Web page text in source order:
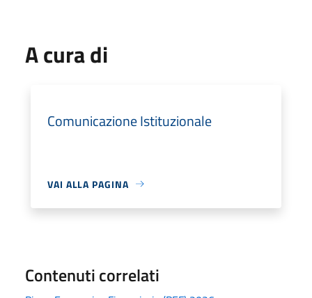
A cura di
Comunicazione Istituzionale
VAI ALLA PAGINA
Contenuti correlati